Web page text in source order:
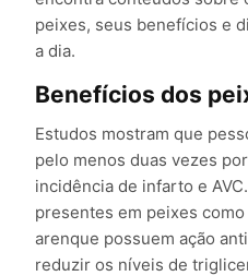
peixes, seus benefícios e
a dia.
Benefícios dos
Estudos mostram que
pelo menos duas vezes
incidência de infarto e
presentes em peixes
arenque possuem ação
reduzir os níveis de